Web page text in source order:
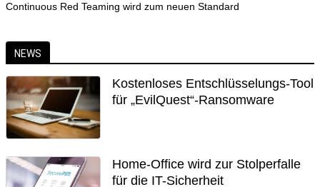
Continuous Red Teaming wird zum neuen Standard
NEWS
Kostenloses Entschlüsselungs-Tool
für „EvilQuest“-Ransomware
Home-Office wird zur Stolperfalle
für die IT-Sicherheit